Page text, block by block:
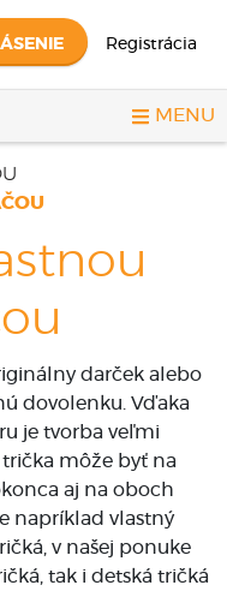
Registrácia
MENU
darček alebo
dovolenku. Vďaka
je tvorba veľmi
môže byť na
aj na oboch
napríklad vlastný
v našej ponuke
tak i detská tričká